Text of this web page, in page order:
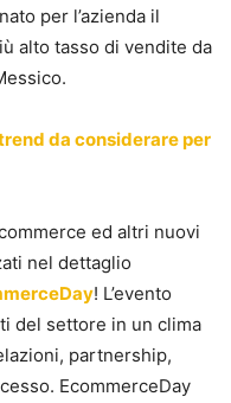
per l’azienda il
alto tasso di vendite da
da considerare per
ed altri nuovi
nel dettaglio
! L’evento
del settore in un clima
partnership,
EcommerceDay